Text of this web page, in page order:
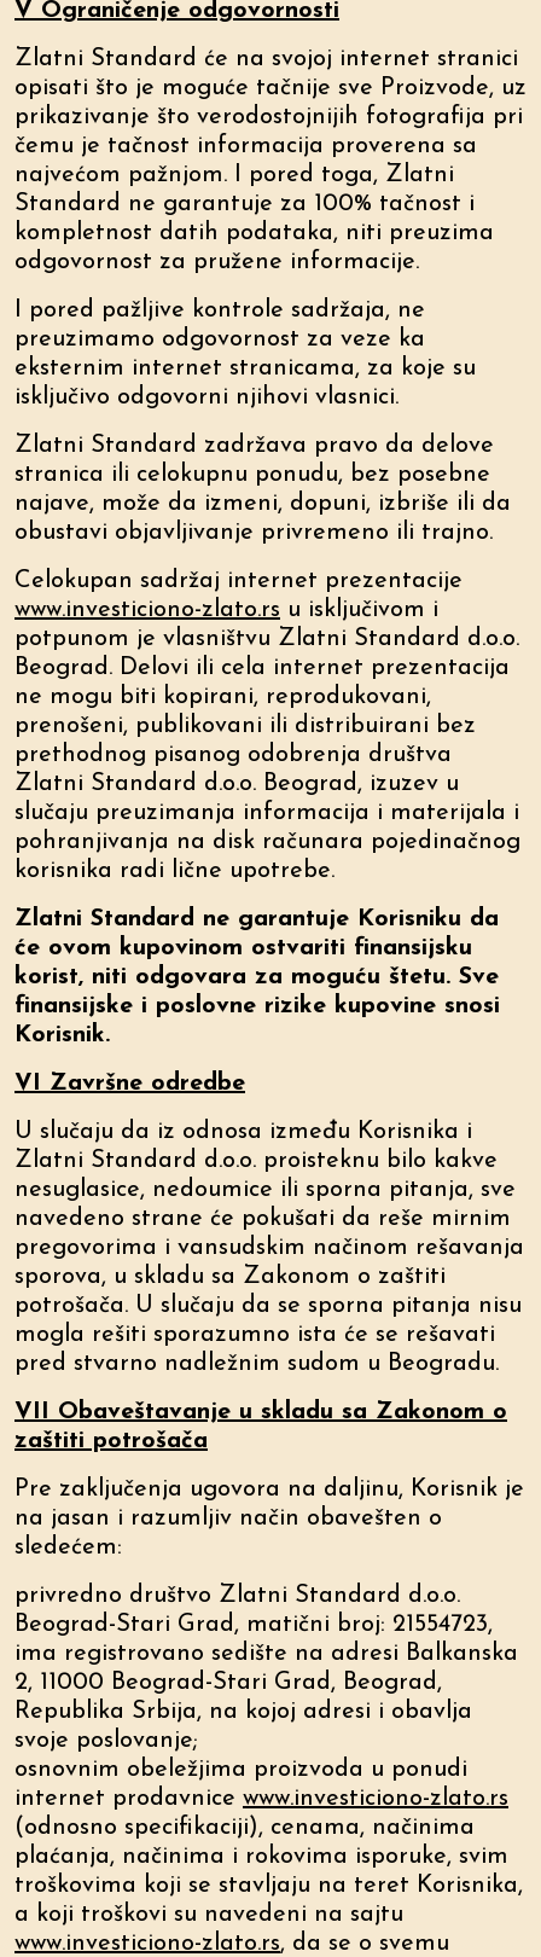
V Ograničenje odgovornosti
Zlatni Standard će na svojoj internet stranici
opisati što je moguće tačnije sve Proizvode, uz
prikazivanje što verodostojnijih fotografija pri
čemu je tačnost informacija proverena sa
najvećom pažnjom. I pored toga, Zlatni
Standard ne garantuje za 100% tačnost i
kompletnost datih podataka, niti preuzima
odgovornost za pružene informacije.
I pored pažljive kontrole sadržaja, ne
preuzimamo odgovornost za veze ka
eksternim internet stranicama, za koje su
isključivo odgovorni njihovi vlasnici.
Zlatni Standard zadržava pravo da delove
stranica ili celokupnu ponudu, bez posebne
najave, može da izmeni, dopuni, izbriše ili da
obustavi objavljivanje privremeno ili trajno.
Celokupan sadržaj internet prezentacije
www.investiciono-zlato.rs u isključivom i
potpunom je vlasništvu Zlatni Standard d.o.o.
Beograd. Delovi ili cela internet prezentacija
ne mogu biti kopirani, reprodukovani,
prenošeni, publikovani ili distribuirani bez
prethodnog pisanog odobrenja društva
Zlatni Standard d.o.o. Beograd, izuzev u
slučaju preuzimanja informacija i materijala i
pohranjivanja na disk računara pojedinačnog
korisnika radi lične upotrebe.
Zlatni Standard ne garantuje Korisniku da
će ovom kupovinom ostvariti finansijsku
korist, niti odgovara za moguću štetu. Sve
finansijske i poslovne rizike kupovine snosi
Korisnik.
VI Završne odredbe
U slučaju da iz odnosa između Korisnika i
Zlatni Standard d.o.o. proisteknu bilo kakve
nesuglasice, nedoumice ili sporna pitanja, sve
navedeno strane će pokušati da reše mirnim
pregovorima i vansudskim načinom rešavanja
sporova, u skladu sa Zakonom o zaštiti
potrošača. U slučaju da se sporna pitanja nisu
mogla rešiti sporazumno ista će se rešavati
pred stvarno nadležnim sudom u Beogradu.
VII Obaveštavanje u skladu sa Zakonom o
zaštiti potrošača
Pre zaključenja ugovora na daljinu, Korisnik je
na jasan i razumljiv način obavešten o
sledećem:
privredno društvo Zlatni Standard d.o.o.
Beograd-Stari Grad, matični broj: 21554723,
ima registrovano sedište na adresi Balkanska
2, 11000 Beograd-Stari Grad, Beograd,
Republika Srbija, na kojoj adresi i obavlja
svoje poslovanje;
osnovnim obeležjima proizvoda u ponudi
internet prodavnice www.investiciono-zlato.rs
(odnosno specifikaciji), cenama, načinima
plaćanja, načinima i rokovima isporuke, svim
troškovima koji se stavljaju na teret Korisnika,
a koji troškovi su navedeni na sajtu
www.investiciono-zlato.rs, da se o svemu